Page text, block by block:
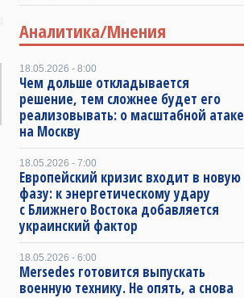
Аналитика/Мнения
18.05.2026 - 8:00
Чем дольше откладывается
решение, тем сложнее будет его
реализовывать: о масштабной атаке
на Москву
18.05.2026 - 7:00
Европейский кризис входит в новую
фазу: к энергетическому удару
с Ближнего Востока добавляется
украинский фактор
18.05.2026 - 6:00
Mersedes готовится выпускать
военную технику. Не опять, а снова